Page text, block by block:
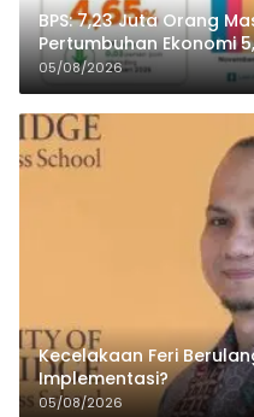
BPS: 7,23 Juta Orang
Pertumbuhan Ekonomi
05/08/2026
Kecelakaan Feri
Implementasi?
05/08/2026